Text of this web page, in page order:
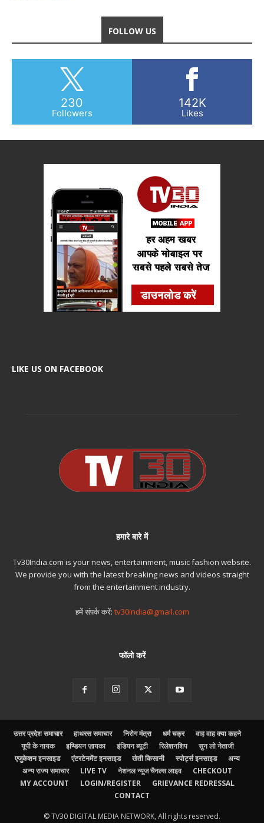
FOLLOW US
230
Followers
142K
Likes
LIKE US ON FACEBOOK
हमारे बारे में
Tv30India.com is your news, entertainment, music fashion website.
We provide you with the latest breaking news and videos straight
from the entertainment industry.
हमें संपर्क करें: tv30india@gmail.com
फॉलो करें
उत्तर प्रदेश समाचार हाथरस समाचार निरोग मंत्रा धर्म चक्र
वाह वाह क्या कहने
यूपी के नायक
इण्डियन ज़ायका इंडियन ब्यूटी रिलेशनशिप
सुन लो नेताजी
एजुकेशन इनसाइड
एंटरटेनमेंट इनसाइड खेती किसानी स्पोर्ट्स इनसाइड
अन्य
अन्य राज्य समाचार
LIVE TV नेशनल न्यूज चैनल्स लाइव
CHECKOUT
MY ACCOUNT
LOGIN/REGISTER
GRIEVANCE REDRESSAL
CONTACT
© TV30 DIGITAL MEDIA NETWORK, All rights reserved.